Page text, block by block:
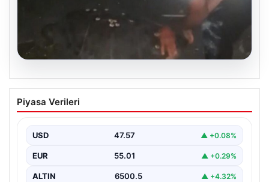
04.08.2026
Sahilde yönünü şaşıran caretta
carettayı vatandaşlar denize ulaştırdı
Piyasa Verileri
USD 47.57 ▲ +0.08%
EUR 55.01 ▲ +0.29%
ALTIN 6500.5 ▲ +4.32%